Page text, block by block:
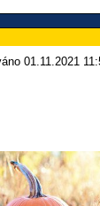
01.11.2021